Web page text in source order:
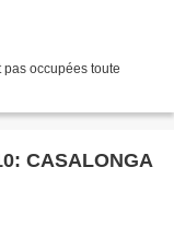
occupées toute
CASALONGA